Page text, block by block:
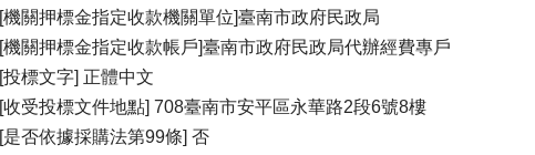
[機關押標金指定收款機關單位]臺南市政府民政局
[機關押標金指定收款帳戶]臺南市政府民政局代辦經費專戶
[投標文字] 正體中文
[收受投標文件地點] 708臺南市安平區永華路2段6號8樓
[是否依據採購法第99條] 否